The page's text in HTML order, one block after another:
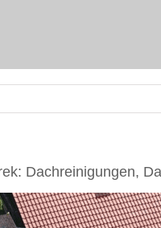
Dachreinigungen,